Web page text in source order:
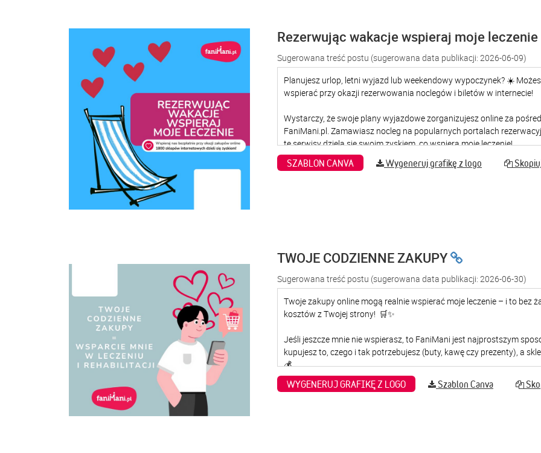
Rezerwując wakacje wspieraj moje leczenie
Sugerowana treść postu (sugerowana data publikacji: 2026-06-09)
SZABLON CANVA Wygeneruj grafikę z logo
TWOJE CODZIENNE ZAKUPY
Sugerowana treść postu (sugerowana data publikacji: 2026-06-30)
WYGENERUJ GRAFIKĘ Z LOGO Szablon Canva